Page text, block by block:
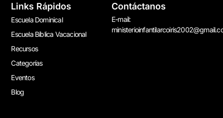
Links Rápidos
Escuela Dominical
Escuela Bíblica Vacacional
Recursos
Categorías
Eventos
Blog
Contáctanos
E-mail: